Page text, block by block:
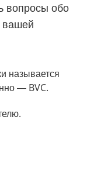
вопросы обо
вашей
называется
— BVC.